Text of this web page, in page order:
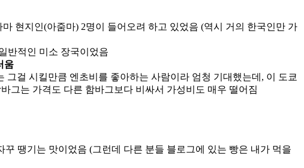
현지인(아줌마) 2명이 들어오려 하고 있었음 (역시 거의 한국인만 가
반적인 미소 장국이었음
움
그걸 시킬만큼 엔초비를 좋아하는 사람이라 엄청 기대했는데, 이 도쿄
그는 가격도 다른 함바그보다 비싸서 가성비도 매우 떨어짐
땡기는 맛이었음 (그런데 다른 분들 블로그에 있는 빵은 내가 먹을